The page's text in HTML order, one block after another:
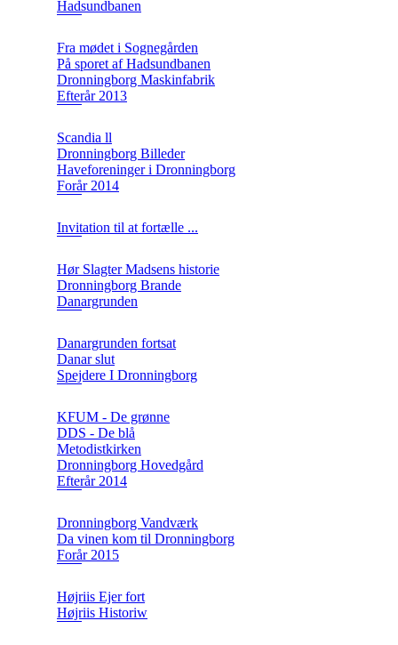
Hadsundbanen
Fra mødet i Sognegården
På sporet af Hadsundbanen
Dronningborg Maskinfabrik
Efterår 2013
Scandia ll
Dronningborg Billeder
Haveforeninger i Dronningborg
Forår 2014
Invitation til at fortælle ...
Hør Slagter Madsens historie
Dronningborg Brande
Danargrunden
Danargrunden fortsat
Danar slut
Spejdere I Dronningborg
KFUM - De grønne
DDS - De blå
Metodistkirken
Dronningborg Hovedgård
Efterår 2014
Dronningborg Vandværk
Da vinen kom til Dronningborg
Forår 2015
Højriis Ejer fort
Højriis Historiw